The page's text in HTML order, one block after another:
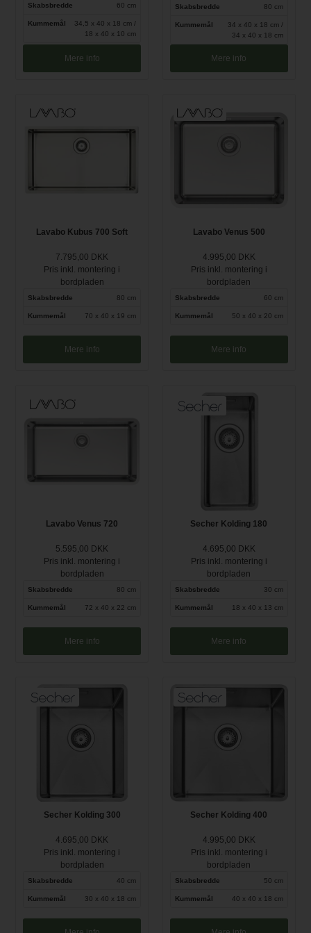
Skabsbredde 60 cm
Kummemål
34,5 x 40 x 18 cm /
18 x 40 x 10 cm
Mere info
Skabsbredde 80 cm
Kummemål
34 x 40 x 18 cm /
34 x 40 x 18 cm
Mere info
Lavabo Kubus 700 Soft
7.795,00 DKK
Pris inkl. montering i
bordpladen
Skabsbredde 80 cm
Kummemål 70 x 40 x 19 cm
Mere info
Lavabo Venus 500
4.995,00 DKK
Pris inkl. montering i
bordpladen
Skabsbredde 60 cm
Kummemål 50 x 40 x 20 cm
Mere info
Lavabo Venus 720
5.595,00 DKK
Pris inkl. montering i
bordpladen
Skabsbredde 80 cm
Kummemål 72 x 40 x 22 cm
Mere info
Secher Kolding 180
4.695,00 DKK
Pris inkl. montering i
bordpladen
Skabsbredde 30 cm
Kummemål 18 x 40 x 13 cm
Mere info
Secher Kolding 300
4.695,00 DKK
Pris inkl. montering i
bordpladen
Skabsbredde 40 cm
Kummemål 30 x 40 x 18 cm
Secher Kolding 400
4.995,00 DKK
Pris inkl. montering i
bordpladen
Skabsbredde 50 cm
Kummemål 40 x 40 x 18 cm